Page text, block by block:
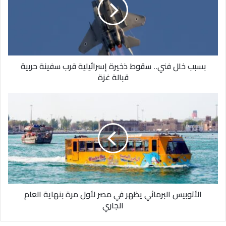
حربية
بسبب خلل فني.. سقوط ذخيرة إسرائيلية قرب سفينة حربية
قبالة غزة
البرمائي
يظهر
في
مصر
لأول
مرة
بنهاية
العام
الجاريالأتوبيس البرمائي يظهر في مصر لأول مرة بنهاية العام
الجاري